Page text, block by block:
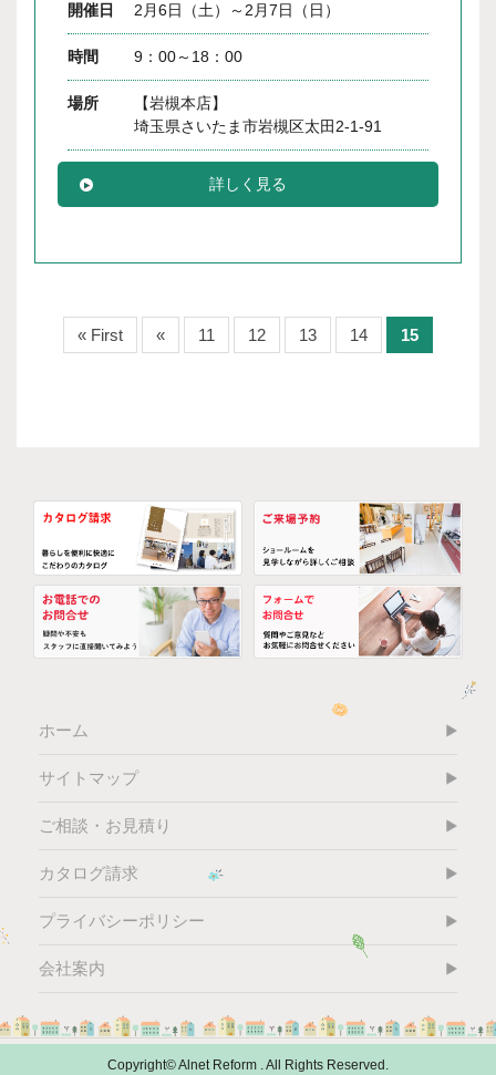
開催日 2月6日（土）～2月7日（日）
時間 9：00～18：00
場所
【岩槻本店】
埼玉県さいたま市岩槻区太田2-1-91
詳しく見る
« First « 11 12 13 14 15
ホーム
サイトマップ
ご相談・お見積り
カタログ請求
プライバシーポリシー
会社案内
Copyright© Alnet Reform . All Rights Reserved.